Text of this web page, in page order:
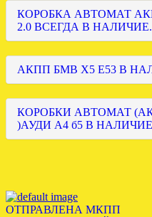
КОРОБКА АВТОМАТ
2.0 ВСЕГДА В НАЛИЧИЕ.
АКПП БМВ Х5 Е53 В
КОРОБКИ АВТОМАТ
)АУДИ А4 б5 В НАЛИЧИЕ
ОТПРАВЛЕНА МКПП